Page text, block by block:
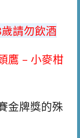
請勿飲酒
鷹 – 小麥柑
金牌獎的殊